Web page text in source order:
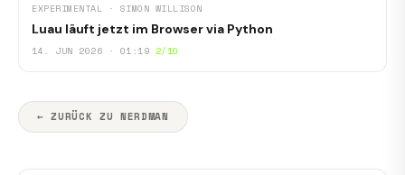
EXPERIMENTAL · SIMON WILLISON
Luau läuft jetzt im Browser via Python
14. JUN 2026 · 01:19 2/10
← ZURÜCK ZU NERDMAN